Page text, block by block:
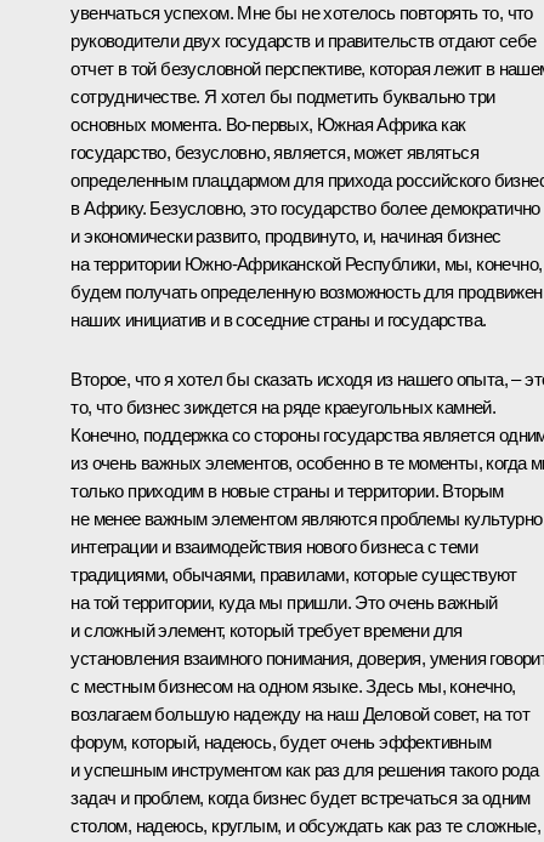
увенчаться успехом. Мне бы не хотелось повторять то, что
руководители двух государств и правительств отдают себе
отчет в той безусловной перспективе, которая лежит в
сотрудничестве. Я хотел бы подметить буквально три
основных момента. Во‑первых, Южная Африка как
государство, безусловно, является, может являться
определенным плацдармом для прихода российского
в Африку. Безусловно, это государство более демократично
и экономически развито, продвинуто, и, начиная бизнес
на территории Южно-Африканской Республики, мы, конечно,
будем получать определенную возможность для
наших инициатив и в соседние страны и государства.
Второе, что я хотел бы сказать исходя из нашего опыта, –
то, что бизнес зиждется на ряде краеугольных камней.
Конечно, поддержка со стороны государства является
из очень важных элементов, особенно в те моменты, когда
только приходим в новые страны и территории. Вторым
не менее важным элементом являются проблемы
интеграции и взаимодействия нового бизнеса с теми
традициями, обычаями, правилами, которые существуют
на той территории, куда мы пришли. Это очень важный
и сложный элемент, который требует времени для
установления взаимного понимания, доверия, умения
с местным бизнесом на одном языке. Здесь мы, конечно,
возлагаем большую надежду на наш Деловой совет, на тот
форум, который, надеюсь, будет очень эффективным
и успешным инструментом как раз для решения такого рода
задач и проблем, когда бизнес будет встречаться за одним
столом, надеюсь, круглым, и обсуждать как раз те сложные,